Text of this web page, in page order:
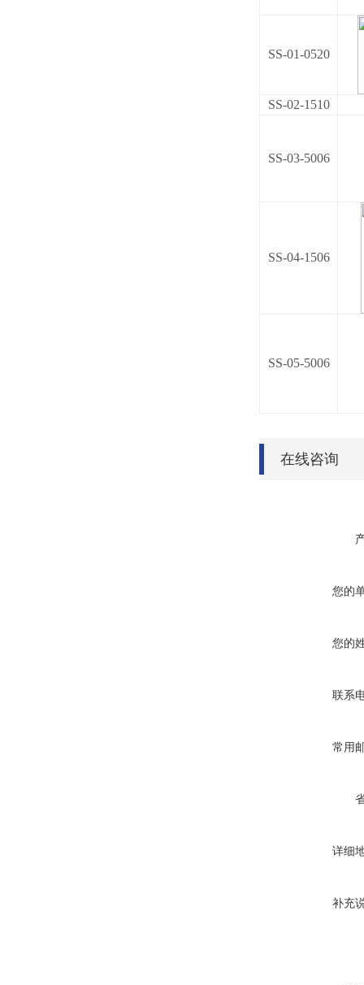
SS-01-0520
SS-02-1510
SS-03-5006
SS-04-1506
SS-05-5006
在线咨询
您的
您的
联系
常用
详细
补充